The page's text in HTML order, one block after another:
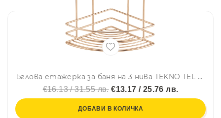
Ъглова етажерка за баня на 3 нива TEKNO TEL BK 023, 21х21х46 см, Закрепване с дюбел, Златист
€16.13 / 31.55 лв.€13.17 / 25.76 лв.
ДОБАВИ В КОЛИЧКА